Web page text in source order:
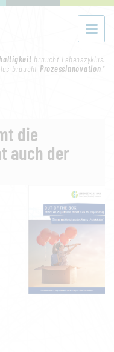
braucht Lebenszyklus.
braucht Prozessinnovation."
die
auch der